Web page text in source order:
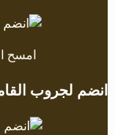
امسح
انضم لجروب